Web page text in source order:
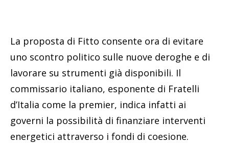
La proposta di Fitto consente ora di evitare
uno scontro politico sulle nuove deroghe e di
lavorare su strumenti già disponibili. Il
commissario italiano, esponente di Fratelli
d’Italia come la premier, indica infatti ai
governi la possibilità di finanziare interventi
energetici attraverso i fondi di coesione.